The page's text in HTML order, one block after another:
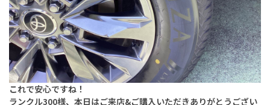
これで安心ですね！
ランクル300様、本日はご来店&ご購入いただきありがとうござい